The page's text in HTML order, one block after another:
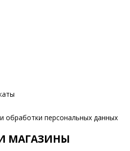
обработки персональных данных
МАГАЗИНЫ